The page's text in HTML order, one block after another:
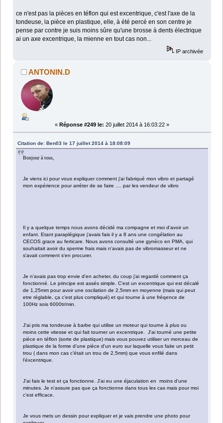
ce n'est pas la pièces en téflon qui est excentrique, c'est l'axe de la
tondeuse, la pièce en plastique, elle, à été percé en son centre je
pense par contre je suis moins sûre qu'une brosse à dents électrique
ai un axe excentrique, la mienne en tout cas non...
IP archivée
ANTONIN.D
« Réponse #249 le: 20 juillet 2014 à 16:03:22 »
Citation de: Ben03 le 17 juillet 2014 à 18:08:09
Bonjour à tous,
Je viens ici pour vous expliquer comment j'ai fabriqué mon vibro et partagé
mon expérience pour arréter de se faire .... par les vendeur de vibro
Il y a quelque temps nous avons décidé ma compagne et moi d'avoir un
enfant. Etant paraplégique j'avais fais il y a 8 ans une congélation au
CECOS grace au ferticare. Nous avons consulté une gynéco en PMA, qui
souhaitait avoir du sperme frais mais n'avais pas de vibromasseur et ne
s'avait comment s'en procurer.
Je n'avais pas trop envie d'en acheter, du coup j'ai regardé comment ça
fonctionné. Le principe est assés simple. C'est un excentrique qui est décalé
de 1,25mm pour avoir une oscilation de 2,5mm en moyenne (mais qui peut
etre réglable, ça c'est plus compliqué) et qui tourne à une fréqence de
100Hz sois 6000tr/min.
J'ai pris ma tondeuse à barbe qui utilise un moteur qui tourne à plus ou
moins cette vitesse et qui fait tourner un excentrique. J'ai tourné une petite
pièce en téflon (sorte de plastique) mais vous pouvez utiliser un morceau de
plastique de la forme d'une pièce d'un euro sur laquelle vous faite un petit
trou ( dans mon cas c'était un trou de 2,5mm) que vous enfilé dans
l'éxcentrique.
J'ai fais le test et ça fonctionne. J'ai eu une éjaculation en moins d'une
minutes. Je n'assure pas que ça fonctionne dans tous les cas mais pour moi
c'est efficace.
Je vous mets un dessin pour expliquer et je vais prendre une photo pour